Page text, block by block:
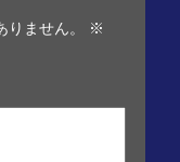
ません。
※